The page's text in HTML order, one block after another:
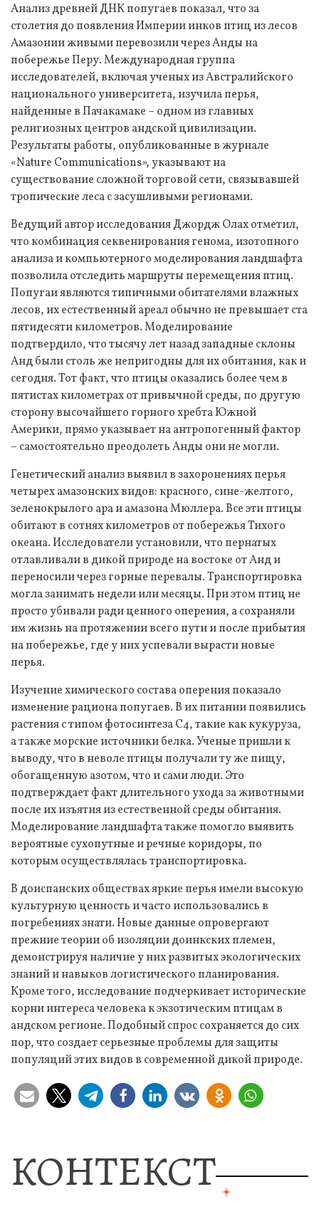
Анализ древней ДНК попугаев показал, что за
столетия до появления Империи инков птиц из лесов
Амазонии живыми перевозили через Анды на
побережье Перу. Международная группа
исследователей, включая ученых из Австралийского
национального университета, изучила перья,
найденные в Пачакамаке – одном из главных
религиозных центров андской цивилизации.
Результаты работы, опубликованные в журнале
«Nature Communications», указывают на
существование сложной торговой сети, связывавшей
тропические леса с засушливыми регионами.
Ведущий автор исследования Джордж Олах отметил,
что комбинация секвенирования генома, изотопного
анализа и компьютерного моделирования ландшафта
позволила отследить маршруты перемещения птиц.
Попугаи являются типичными обитателями влажных
лесов, их естественный ареал обычно не превышает ста
пятидесяти километров. Моделирование
подтвердило, что тысячу лет назад западные склоны
Анд были столь же непригодны для их обитания, как и
сегодня. Тот факт, что птицы оказались более чем в
пятистах километрах от привычной среды, по другую
сторону высочайшего горного хребта Южной
Америки, прямо указывает на антропогенный фактор
– самостоятельно преодолеть Анды они не могли.
Генетический анализ выявил в захоронениях перья
четырех амазонских видов: красного, сине-желтого,
зеленокрылого ара и амазона Мюллера. Все эти птицы
обитают в сотнях километров от побережья Тихого
океана. Исследователи установили, что пернатых
отлавливали в дикой природе на востоке от Анд и
переносили через горные перевалы. Транспортировка
могла занимать недели или месяцы. При этом птиц не
просто убивали ради ценного оперения, а сохраняли
им жизнь на протяжении всего пути и после прибытия
на побережье, где у них успевали вырасти новые
перья.
Изучение химического состава оперения показало
изменение рациона попугаев. В их питании появились
растения с типом фотосинтеза С4, такие как кукуруза,
а также морские источники белка. Ученые пришли к
выводу, что в неволе птицы получали ту же пищу,
обогащенную азотом, что и сами люди. Это
подтверждает факт длительного ухода за животными
после их изъятия из естественной среды обитания.
Моделирование ландшафта также помогло выявить
вероятные сухопутные и речные коридоры, по
которым осуществлялась транспортировка.
В доиспанских обществах яркие перья имели высокую
культурную ценность и часто использовались в
погребениях знати. Новые данные опровергают
прежние теории об изоляции доинкских племен,
демонстрируя наличие у них развитых экологических
знаний и навыков логистического планирования.
Кроме того, исследование подчеркивает исторические
корни интереса человека к экзотическим птицам в
андском регионе. Подобный спрос сохраняется до сих
пор, что создает серьезные проблемы для защиты
популяций этих видов в современной дикой природе.
КОНТЕКСТ